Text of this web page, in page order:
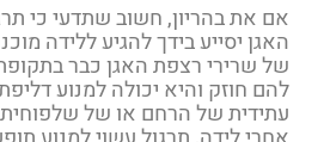
אם את בהריון, חשוב שתדעי כי
האגן יסייע בידך להגיע ללידה
של שרירי רצפת האגן כבר
להם חוזק והיא יכולה למנוע
עתידית של הרחם או של